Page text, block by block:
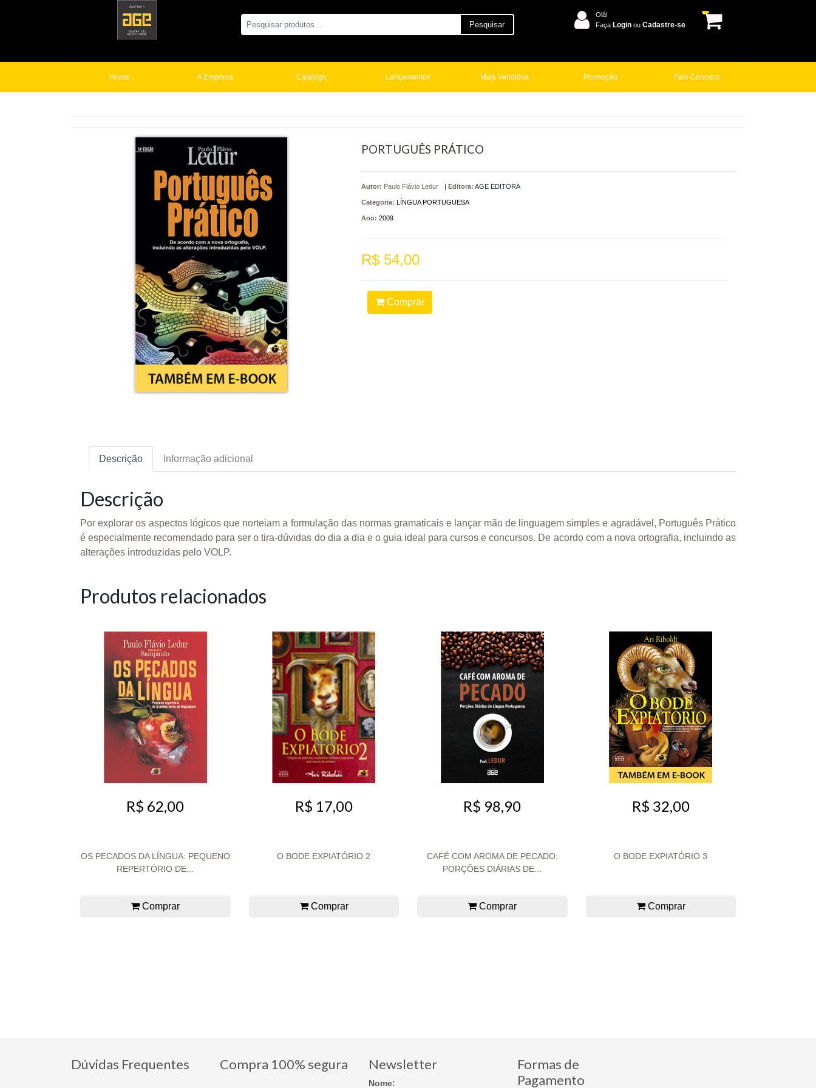
Pesquisar
Olá!
Faça Login ou Cadastre-se
Home A Empresa Catálogo Lançamentos Mais Vendidos Promoção Fale Conosco
PORTUGUÊS PRÁTICO
Autor: Paulo Flávio Ledur | Editora: AGE EDITORA
Categoria: LÍNGUA PORTUGUESA
Ano: 2009
R$ 54,00
Comprar
Descrição Informação adicional
Descrição
Por explorar os aspectos lógicos que norteiam a formulação das normas gramaticais e lançar mão de linguagem simples e agradável, Português Prático
é especialmente recomendado para ser o tira-dúvidas do dia a dia e o guia ideal para cursos e concursos. De acordo com a nova ortografia, incluindo as
alterações introduzidas pelo VOLP.
Produtos relacionados
R$ 62,00
OS PECADOS DA LÍNGUA: PEQUENO
REPERTÓRIO DE...
Comprar
R$ 17,00
O BODE EXPIATÓRIO 2
Comprar
R$ 98,90
CAFÉ COM AROMA DE PECADO:
PORÇÕES DIÁRIAS DE...
Comprar
R$ 32,00
O BODE EXPIATÓRIO 3
Comprar
Dúvidas Frequentes Compra 100% segura Newsletter
Nome:
Formas de
Pagamento